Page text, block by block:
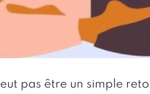
pas être un simple